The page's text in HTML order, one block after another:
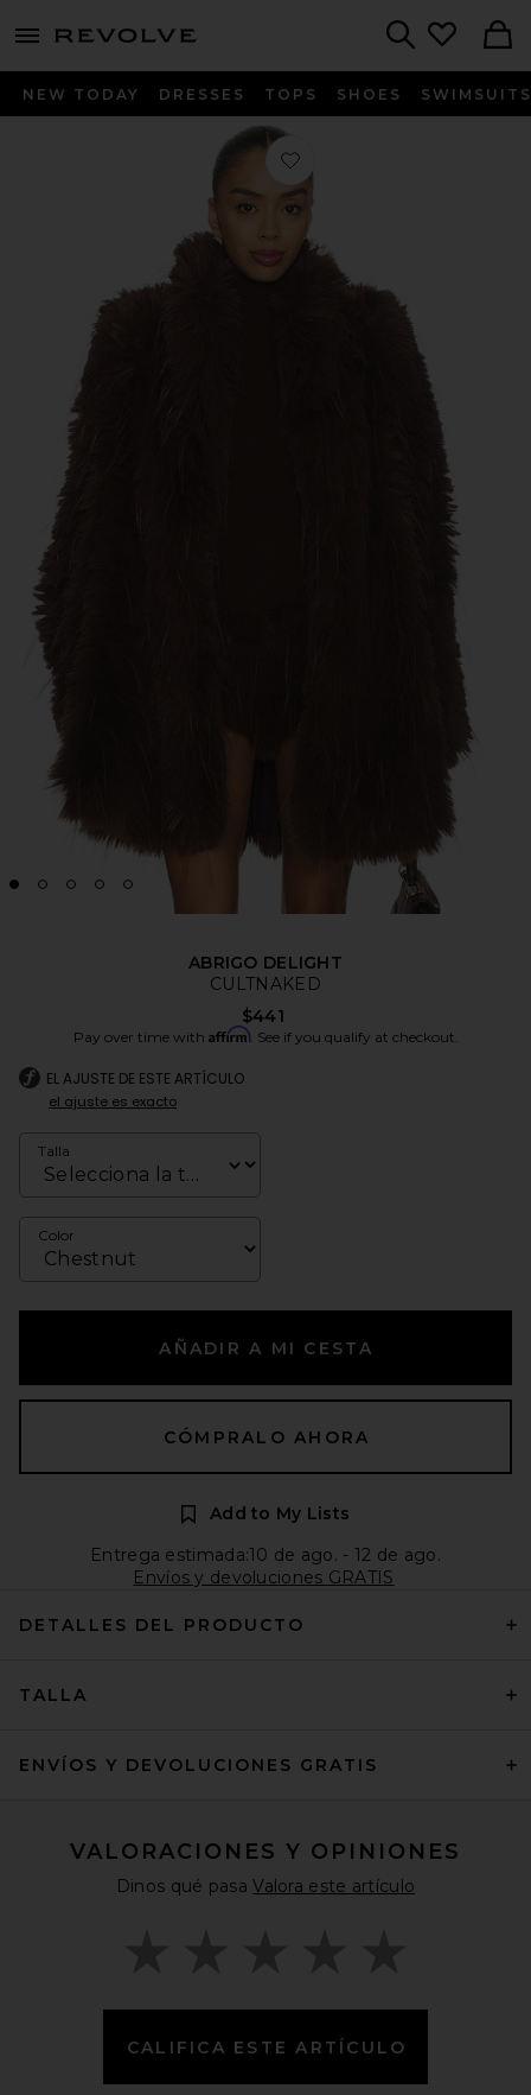
menu - shows more content
NEW TODAY DRESSES TOPS SHOES SWIMSUITS
Favorito ABRIGO DELIGHT
ABRIGO DELIGHT
CULTNAKED
$441
Pay over time with Affirm. See if you qualify at checkout.
EL AJUSTE DE ESTE ARTÍCULO
el ajuste es exacto
Talla
Color
AÑADIR A MI CESTA
CÓMPRALO AHORA
Add to My Lists
Entrega estimada:10 de ago. - 12 de ago.
Envíos y devoluciones GRATIS
DETALLES DEL PRODUCTO
TALLA
ENVÍOS Y DEVOLUCIONES GRATIS
VALORACIONES Y OPINIONES
Dinos qué pasaValora este artículo
CALIFICA ESTE ARTÍCULO